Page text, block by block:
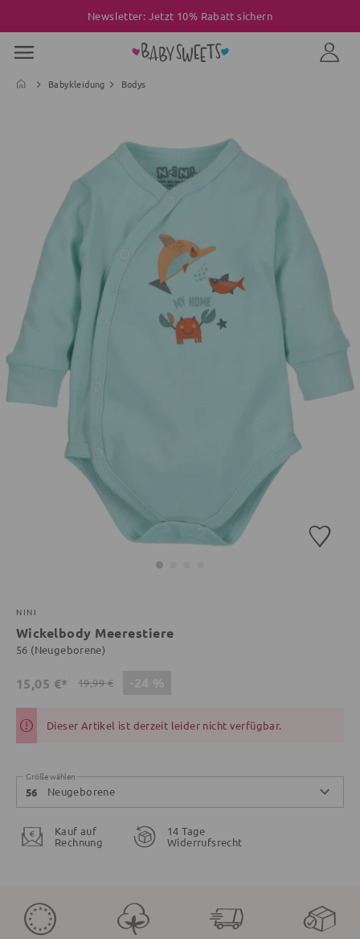
Newsletter: Jetzt 10% Rabatt sichern
Babykleidung Bodys
NINI
Wickelbody Meerestiere
56 (Neugeborene)
15,05 €* 19,99 €
Dieser Artikel ist derzeit leider nicht verfügbar.
Größe wählen
56 Neugeborene
Kauf auf
Rechnung
14 Tage
Widerrufsrecht